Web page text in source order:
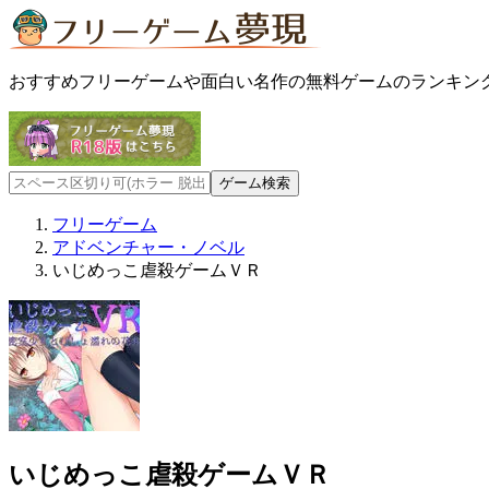
おすすめフリーゲームや面白い名作の無料ゲームのランキン
フリーゲーム
アドベンチャー・ノベル
いじめっこ虐殺ゲームＶＲ
いじめっこ虐殺ゲームＶＲ